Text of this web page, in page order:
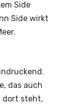
Side
Side wirkt
das auch
dort steht,